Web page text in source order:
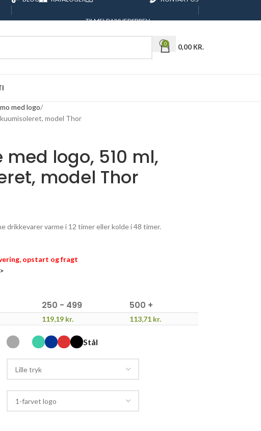
TILMELD NYHEDSBREV
0 0,00 KR.
med logo
model Thor
logo, 510 ml,
model Thor
drikkevarer varme i 12 timer eller kolde i 48 timer.
opstart og fragt
250 - 499 500 +
119,19 kr. 113,71 kr.
Stål